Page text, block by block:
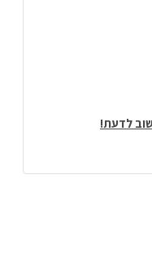
לדעת!